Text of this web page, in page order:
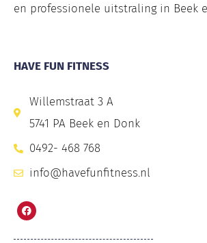
en professionele uitstraling in Beek
HAVE FUN FITNESS
Willemstraat 3 A
5741 PA Beek en Donk
0492- 468 768
info@havefunfitness.nl